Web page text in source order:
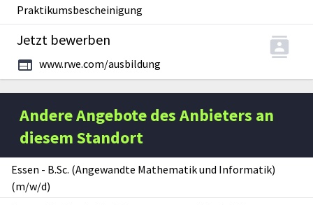
Praktikumsbescheinigung
Jetzt bewerben
www.rwe.com/ausbildung
Andere Angebote des Anbieters an
diesem Standort
Essen - B.Sc. (Angewandte Mathematik und Informatik)
(m/w/d)